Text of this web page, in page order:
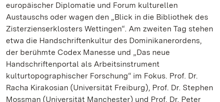
europäischer Diplomatie und Forum kulturellen
Austauschs oder wagen den „Blick in die Bibliothek des
Zisterzienserklosters Wettingen“. Am zweiten Tag stehen
etwa die Handschriftenkultur des Dominikanerordens,
der berühmte Codex Manesse und „Das neue
Handschriftenportal als Arbeitsinstrument
kulturtopographischer Forschung“ im Fokus. Prof. Dr.
Racha Kirakosian (Universität Freiburg), Prof. Dr. Stephen
Mossman (Universität Manchester) und Prof. Dr. Peter